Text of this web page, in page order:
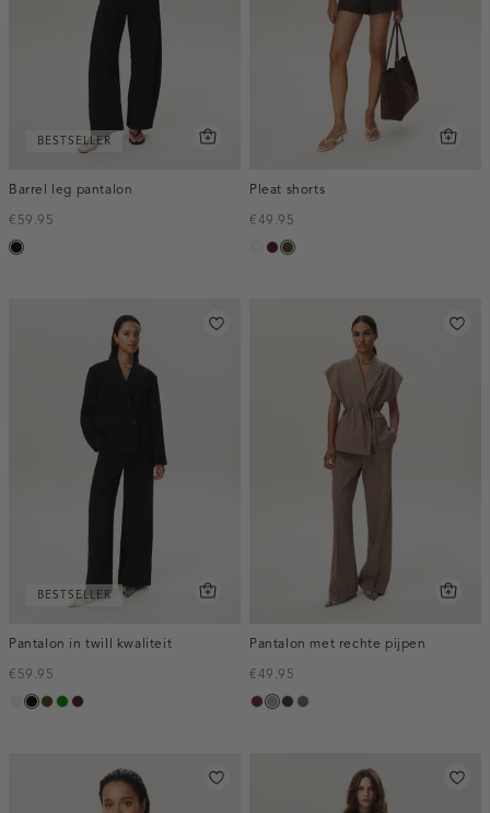
BESTSELLER
Barrel leg pantalon
€59.95
zwart
Pleat shorts
€49.95
creme,
pruim,
toffee
BESTSELLER
Pantalon in twill kwaliteit
€59.95
ecru
zwart
toffee
groenpruim,
Pantalon met rechte pijpen
€49.95
bordeaux,
taupe,
choco,
bruin